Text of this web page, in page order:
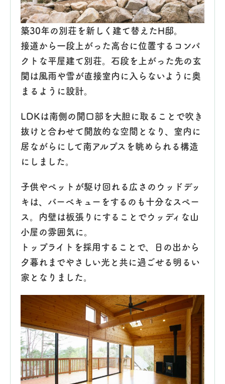
築30年の別荘を新しく建て替えたH邸。
接道から一段上がった高台に位置するコンパ
クトな平屋建て別荘。石段を上がった先の玄
関は風雨や雪が直接室内に入らないように奥
まるように設計。
LDKは南側の開口部を大胆に取ることで吹き
抜けと合わせて開放的な空間となり、室内に
居ながらにして南アルプスを眺められる構造
にしました。
子供やペットが駆け回れる広さのウッドデッ
キは、バーベキューをするのも十分なスペー
ス。内壁は板張りにすることでウッディな山
小屋の雰囲気に。
トップライトを採用することで、日の出から
夕暮れまでやさしい光と共に過ごせる明るい
家となりました。